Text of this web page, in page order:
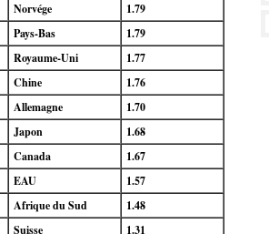
Norvége
1.79
Pays-Bas
1.79
Royaume-Uni
1.77
Chine
1.76
Allemagne
1.70
Japon
1.68
Canada
1.67
EAU
1.57
Afrique du Sud
1.48
Suisse
1.31